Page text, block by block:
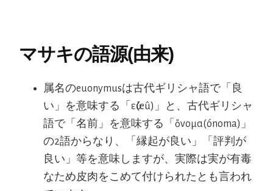
マサキの語源(由来)
属名のeuonymusは古代ギリシャ語で「良
い」を意味する「εὖ(eû)」と、古代ギリシャ
語で「名前」を意味する「ὄνομα(ónoma)」
の2語からなり、「縁起が良い」「評判が
良い」等を意味しますが、実際は実が有毒
なため皮肉をこめて付けられたとも言われ